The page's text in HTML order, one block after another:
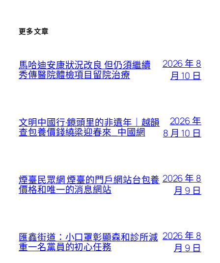
更多文章
馬哈迪安康狀況改良 但仍須繼續
秀傳醫院體檢項目留院治療
2026 年 8
月 10 日
文明中國行·鏡頭里的非遺年｜越韻
查包養價錢繞梁迎春來_中國網
2026 年
8 月 10 日
煙臺民眾網 煙臺的門戶網站台包養
價格和唯一的消息網站
2026 年 8
月 9 日
匯鑫街道：小口罩彰顯森和診所減
重一名黨員的初心任務
2026 年 8
月 9 日